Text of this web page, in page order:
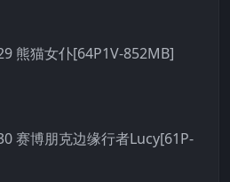
熊猫女仆[64P1V-852MB]
赛博朋克边缘行者Lucy[61P-